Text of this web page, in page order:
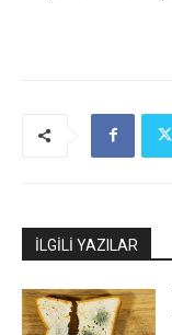
İLGİLİ YAZILAR